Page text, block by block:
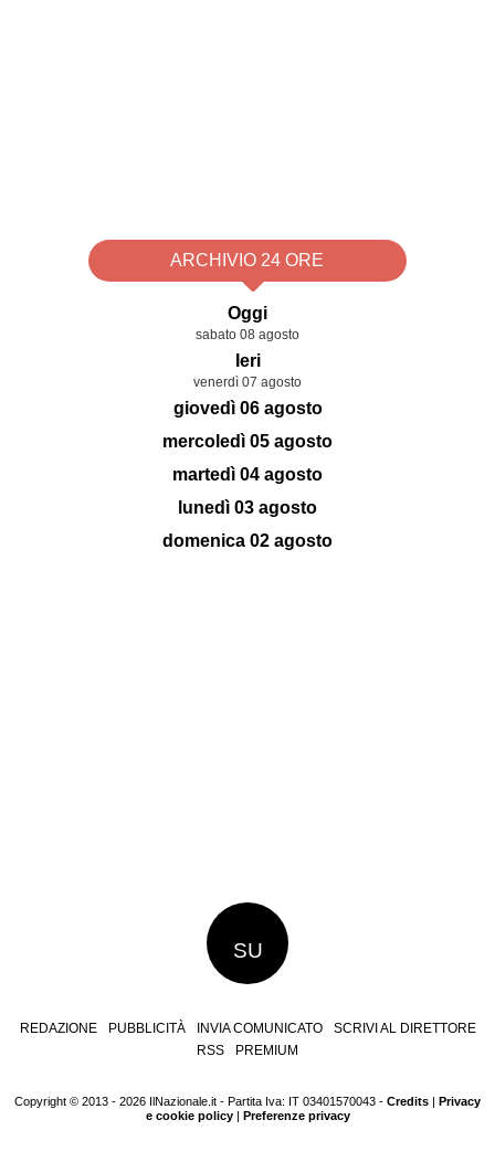
ARCHIVIO 24 ORE
Oggi
sabato 08 agosto
Ieri
venerdì 07 agosto
giovedì 06 agosto
mercoledì 05 agosto
martedì 04 agosto
lunedì 03 agosto
domenica 02 agosto
SU
REDAZIONE PUBBLICITÀ INVIA COMUNICATO
SCRIVI AL DIRETTORE
RSS
PREMIUM
Copyright © 2013 - 2026 IlNazionale.it - Partita Iva: IT 03401570043 - Credits | Privacy
e cookie policy| Preferenze privacy